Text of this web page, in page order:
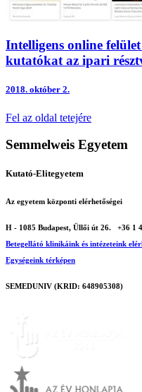
Intelligens online felület
kutatókat az ipari
2018. október 2.
Fel az oldal tetejére
Semmelweis Egyetem
Kutató-Elitegyetem
Az egyetem központi elérhetőségei
H - 1085 Budapest, Üllői út 26.
+36 1
Betegellátó klinikáink és intézeteink
Egységeink térképen
SEMEDUNIV (KRID: 648905308)